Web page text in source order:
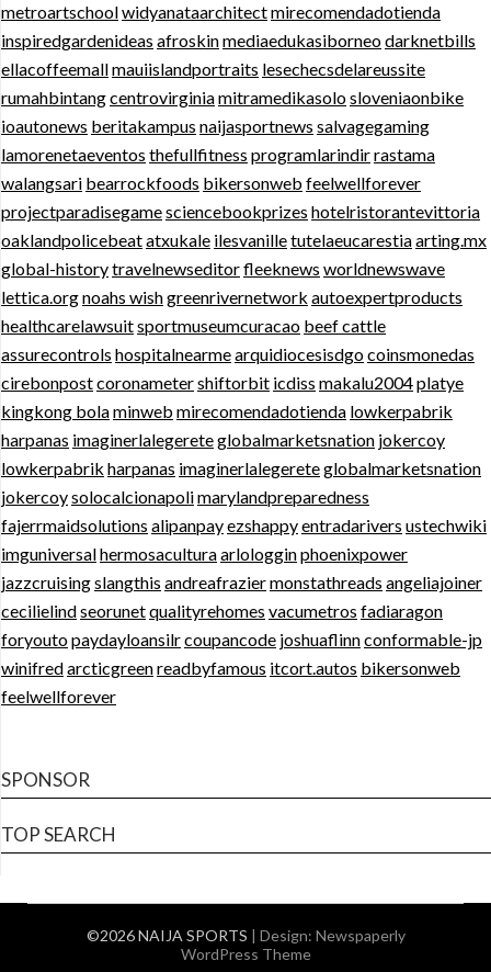
metroartschoolwidyanataarchitectmirecomendadotienda
inspiredgardenideas afroskinmediaedukasiborneodarknetbills
ellacoffeemallmauiislandportraits lesechecsdelareussite
rumahbintangcentrovirginiamitramedikasolosloveniaonbike
ioautonews beritakampus naijasportnews salvagegaming
lamorenetaeventos thefullfitness programlarindirrastama
walangsari bearrockfoods bikersonweb feelwellforever
projectparadisegamesciencebookprizes hotelristorantevittoria
oaklandpolicebeatatxukale ilesvanilletutelaeucarestiaarting.mx
global-historytravelnewseditorfleeknews worldnewswave
lettica.orgnoahs wishgreenrivernetwork autoexpertproducts
healthcarelawsuitsportmuseumcuracao beef cattle
assurecontrols hospitalnearmearquidiocesisdgocoinsmonedas
cirebonpostcoronametershiftorbit icdiss makalu2004platye
kingkong bolaminweb mirecomendadotienda lowkerpabrik
harpanas imaginerlalegereteglobalmarketsnation jokercoy
lowkerpabrik harpanas imaginerlalegereteglobalmarketsnation
jokercoysolocalcionapolimarylandpreparedness
fajerrmaidsolutions alipanpayezshappyentradarivers ustechwiki
imguniversalhermosaculturaarlologginphoenixpower
jazzcruisingslangthis andreafraziermonstathreads angeliajoiner
cecilielindseorunetqualityrehomes vacumetros fadiaragon
foryoutopaydayloansilrcoupancode joshuaflinnconformable-jp
winifredarcticgreenreadbyfamous itcort.autos bikersonweb
feelwellforever
SPONSOR
TOP SEARCH
©2026 NAIJA SPORTS | Design: Newspaperly
WordPress Theme